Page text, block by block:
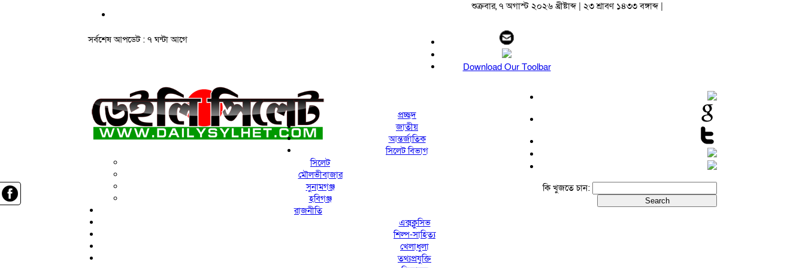
সর্বশেষ আপডেট : ৭ ঘন্টা আগে
শুক্রবার, ৭ অগাস্ট ২০২৬ খ্রীষ্টাব্দ | ২৩ শ্রাবণ ১৪৩৩ বঙ্গাব্দ |
Download Our Toolbar
কি খুজতে চান:
প্রচ্ছদ
জাতীয়
আন্তর্জাতিক
সিলেট বিভাগ
সিলেট
মৌলভীবাজার
সুনামগঞ্জ
হবিগঞ্জ
রাজনীতি
এক্সক্লুসিভ
শিল্প-সাহিত্য
খেলাধুলা
তথ্যপ্রযুক্তি